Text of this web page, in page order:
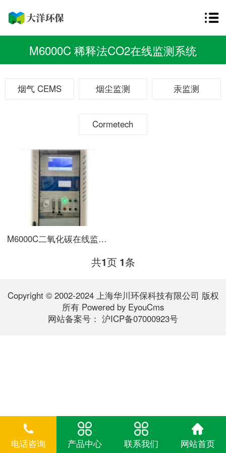
M6000C 稀释法CO2在线监测系统
烟气 CEMS 烟尘监测 汞监测
Cormetech
M6000C二氧化碳在线监测系统
共1页 1条
Copyright © 2002-2024 上海华川环保科技有限公司 版权
所有 Powered by EyouCms
网站备案号： 沪ICP备07000923号
电话咨询 产品中心 联系我们 网站首页